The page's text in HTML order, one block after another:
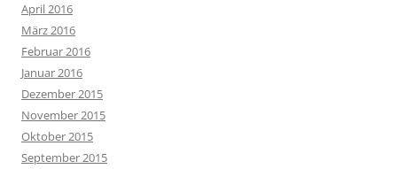
April 2016
März 2016
Februar 2016
Januar 2016
Dezember 2015
November 2015
Oktober 2015
September 2015